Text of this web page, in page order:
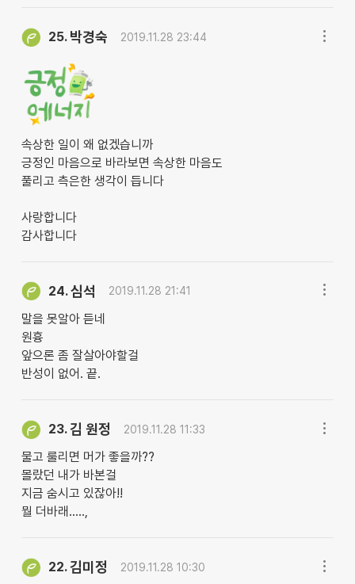
25. 박경숙 2019.11.28 23:44
속상한 일이 왜 없겠습니까
긍정인 마음으로 바라보면 속상한 마음도
풀리고 측은한 생각이 듭니다
사랑합니다
감사합니다
24.심석 2019.11.28 21:41
말을 못알아 듣네
원흉
앞으론 좀 잘살아야할걸
반성이 없어. 끝.
23.김 원정 2019.11.28 11:33
물고 룰리면 머가 좋을까??
몰랐던 내가 바본걸
지금 숨시고 있잖아!!
뭘 더바래.....,
22.김미정 2019.11.28 10:30